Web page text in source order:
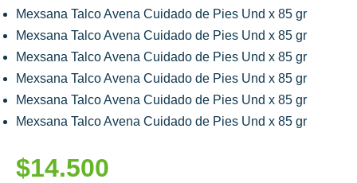
Mexsana Talco Avena Cuidado de Pies Und x 85 gr
Mexsana Talco Avena Cuidado de Pies Und x 85 gr
Mexsana Talco Avena Cuidado de Pies Und x 85 gr
Mexsana Talco Avena Cuidado de Pies Und x 85 gr
Mexsana Talco Avena Cuidado de Pies Und x 85 gr
Mexsana Talco Avena Cuidado de Pies Und x 85 gr
$14.500